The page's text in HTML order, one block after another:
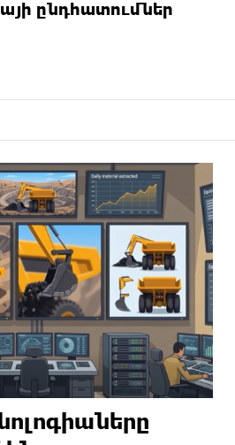
ընդհատումներ